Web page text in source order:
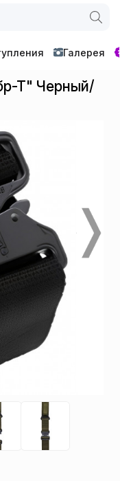
Галерея
Т" Черный/